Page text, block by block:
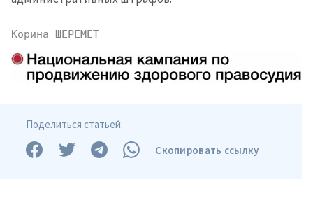
Корина ШЕРЕМЕТ
Поделиться статьей:
Скопировать ссылку